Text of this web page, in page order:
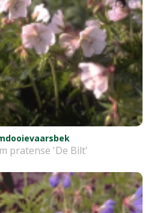
pratense 'De Bilt'